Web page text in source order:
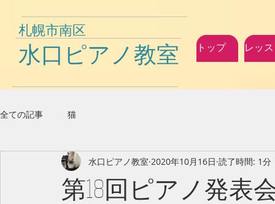
札幌市南区
水口ピアノ教室 トップ レッ
全ての記事 猫
第18回ピアノ発表
水口ピアノ教室 2020年10月16日 読了時間: 1分